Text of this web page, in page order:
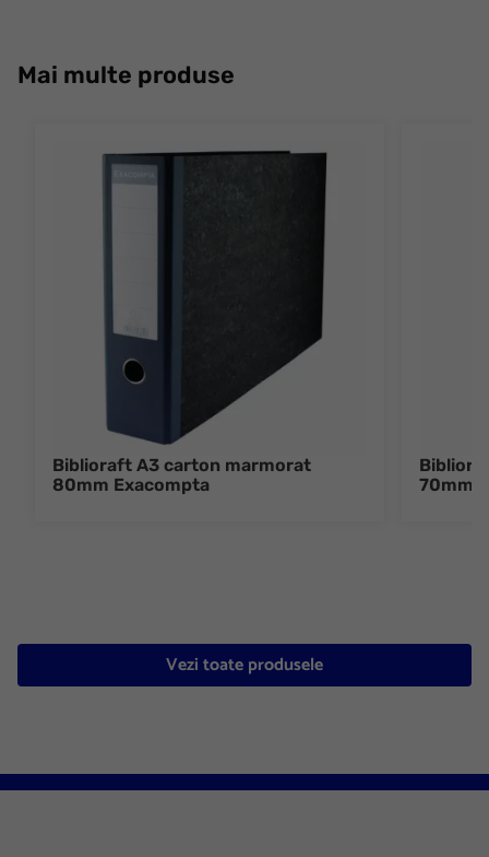
Mai multe produse
Biblioraft A3 carton marmorat
80mm Exacompta
70mm
Vezi toate produsele